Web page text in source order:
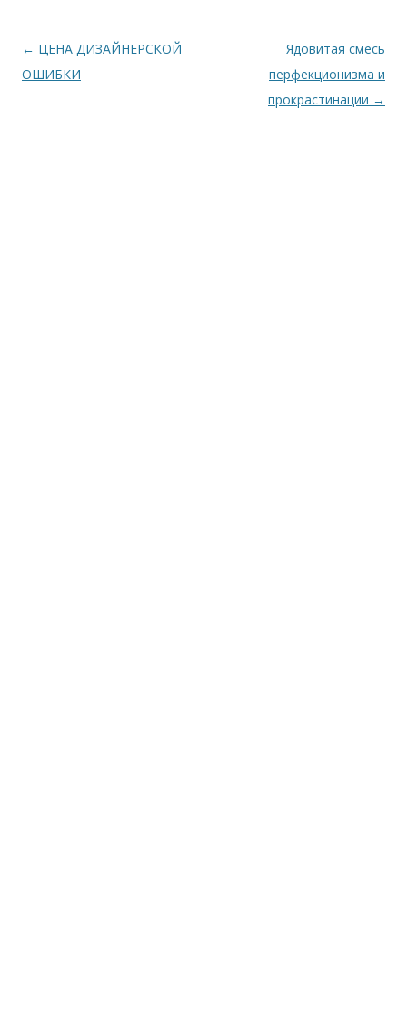
Навигация
по
← ЦЕНА ДИЗАЙНЕРСКОЙ
ОШИБКИ
Ядовитая смесь
перфекционизма и
прокрастинации →